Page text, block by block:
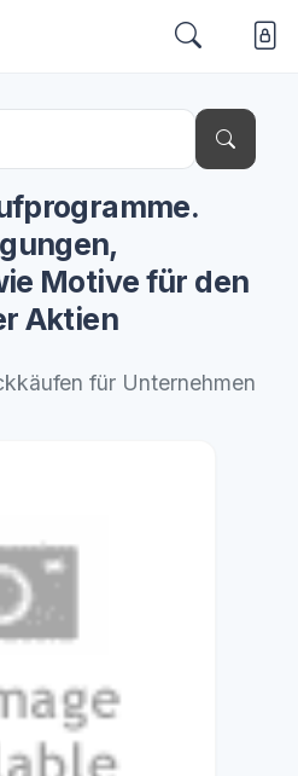
Motive für den
Aktien
für Unternehmen